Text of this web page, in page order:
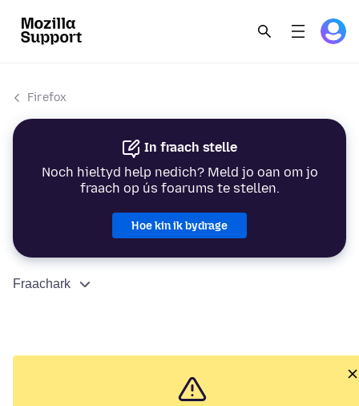
Firefox
In fraach stelle
Noch hieltyd help nedich? Meld jo oan om jo
fraach op ús foarums te stellen.
Hoe kin ik bydrage
Fraachark